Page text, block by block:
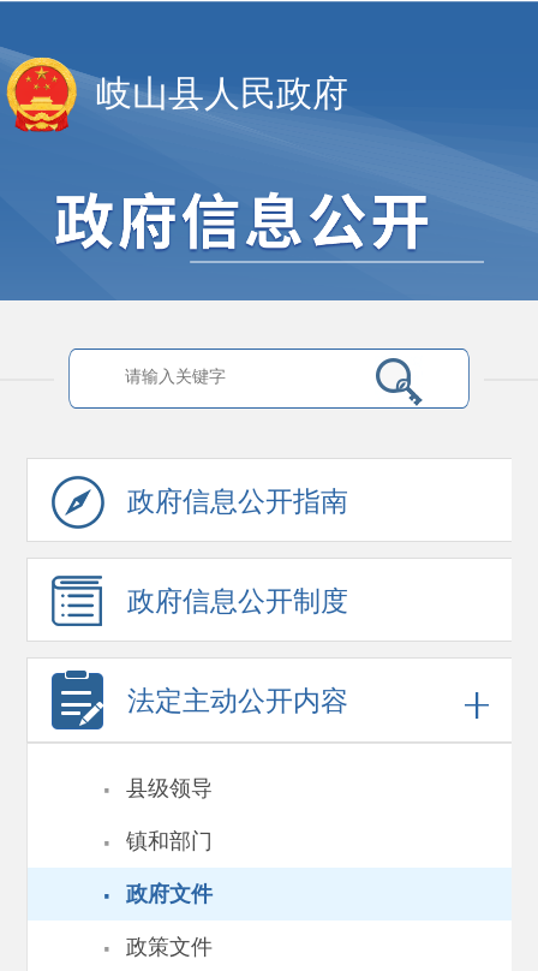
岐山县人民政府
政府信息公开指南
政府信息公开制度
法定主动公开内容
· 县级领导
· 镇和部门
· 政府文件
· 政策文件